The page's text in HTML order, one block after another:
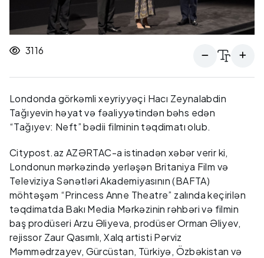
3116
Londonda görkəmli xeyriyyəçi Hacı Zeynalabdin
Tağıyevin həyat və fəaliyyətindən bəhs edən
“Tağıyev: Neft” bədii filminin təqdimatı olub.
Citypost.az AZƏRTAC-a istinadən xəbər verir ki,
Londonun mərkəzində yerləşən Britaniya Film və
Televiziya Sənətləri Akademiyasının (BAFTA)
möhtəşəm “Princess Anne Theatre” zalında keçirilən
təqdimatda Bakı Media Mərkəzinin rəhbəri və filmin
baş prodüseri Arzu Əliyeva, prodüser Orman Əliyev,
rejissor Zaur Qasımlı, Xalq artisti Pərviz
Məmmədrzayev, Gürcüstan, Türkiyə, Özbəkistan və